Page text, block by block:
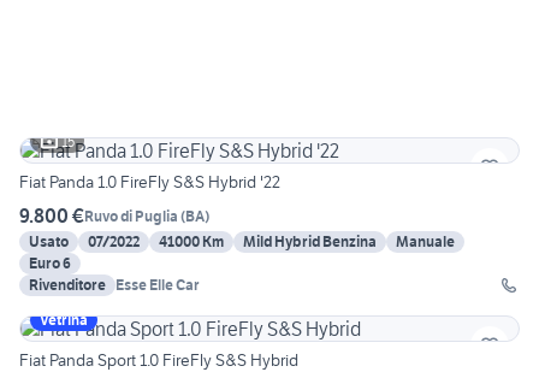
15
Fiat Panda 1.0 FireFly S&S Hybrid '22
9.800 €Ruvo di Puglia (BA)
Usato
07/2022 41000 Km Mild Hybrid Benzina
Manuale
Euro 6
Rivenditore Esse Elle Car
Vetrina
Fiat Panda Sport 1.0 FireFly S&S Hybrid